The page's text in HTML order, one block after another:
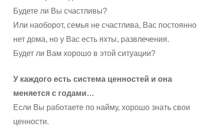
Будете ли Вы счастливы?
Или наоборот, семья не счастлива, Вас постоянно
нет дома, но у Вас есть яхты, развлечения.
Будет ли Вам хорошо в этой ситуации?
У каждого есть система ценностей и она
меняется с годами…
Если Вы работаете по найму, хорошо знать свои
ценности.